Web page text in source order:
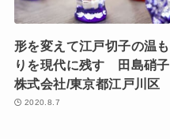
形を変えて江戸切子の温も
りを現代に残す 田島硝子
株式会社/東京都江戸川区
2020.8.7